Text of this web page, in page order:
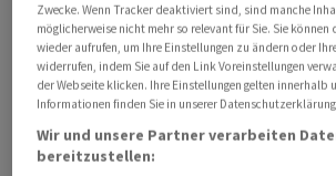
(AWP)
Zwecke. Wenn Tracker deaktiviert sind, sind manche
möglicherweise nicht mehr so relevant für Sie. Sie können
wieder aufrufen, um Ihre Einstellungen zu ändern oder
widerrufen, indem Sie auf den Link Voreinstellungen
der Webseite klicken. Ihre Einstellungen gelten innerhalb
Informationen finden Sie in unserer
Wir und unsere Partner verarbeiten
bereitzustellen: